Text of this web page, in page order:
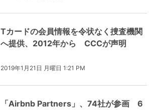
Tカードの会員情報を令状なく捜査機関
へ提供、2012年から CCCが声明
2019年1月21日 月曜日 1:21 PM
「Airbnb Partners」、74社が参画 6